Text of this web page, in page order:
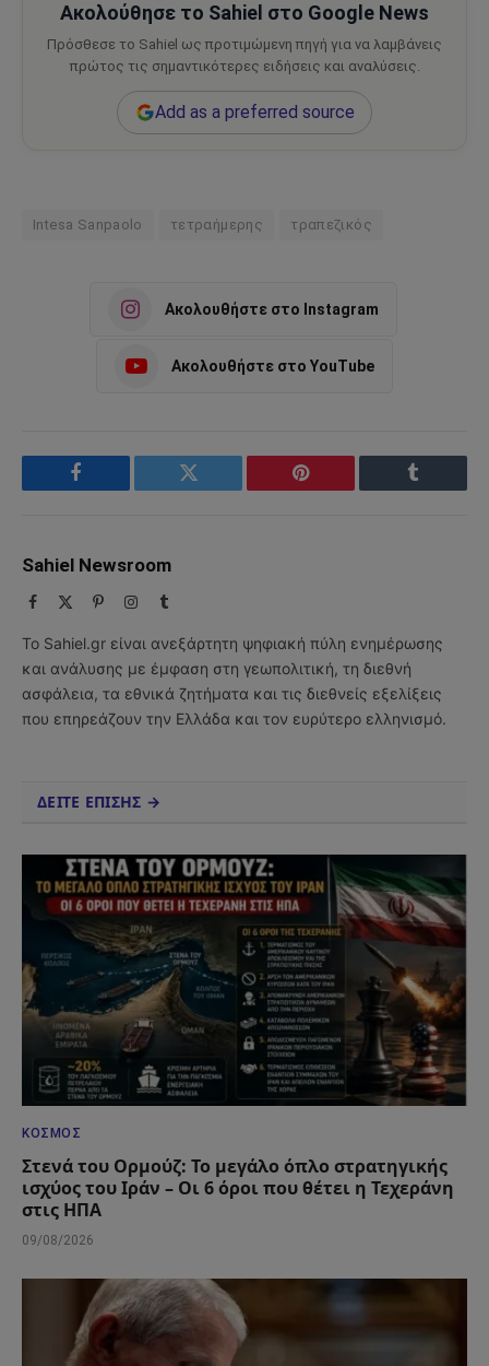
Ακολούθησε το Sahiel στο Google News
Πρόσθεσε το Sahiel ως προτιμώμενη πηγή για να λαμβάνεις
πρώτος τις σημαντικότερες ειδήσεις και αναλύσεις.
Add as a preferred source
Intesa Sanpaolo τετραήμερης τραπεζικός
Ακολουθήστε στο Instagram
Ακολουθήστε στο YouTube
Facebook Twitter Pinterest Tumblr
Sahiel Newsroom
Facebook PinterestInstagram
Tumblr
Το Sahiel.gr είναι ανεξάρτητη ψηφιακή πύλη ενημέρωσης
και ανάλυσης με έμφαση στη γεωπολιτική, τη διεθνή
ασφάλεια, τα εθνικά ζητήματα και τις διεθνείς εξελίξεις
που επηρεάζουν την Ελλάδα και τον ευρύτερο ελληνισμό.
ΔΕΙΤΕ ΕΠΙΣΗΣ →
ΚΌΣΜΟΣ
Στενά του Ορμούζ: Το μεγάλο όπλο στρατηγικής
ισχύος του Ιράν – Οι 6 όροι που θέτει η Τεχεράνη
στις ΗΠΑ
09/08/2026